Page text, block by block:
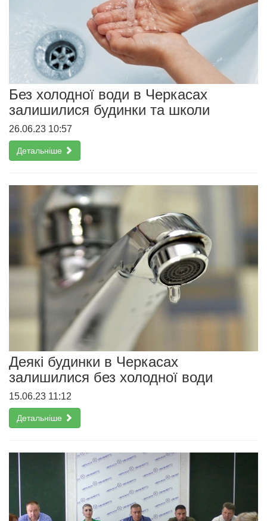
Без холодної води в Черкасах
залишилися будинки та школи
26.06.23 10:57
Детальніше
Деякі будинки в Черкасах
залишилися без холодної води
15.06.23 11:12
Детальніше